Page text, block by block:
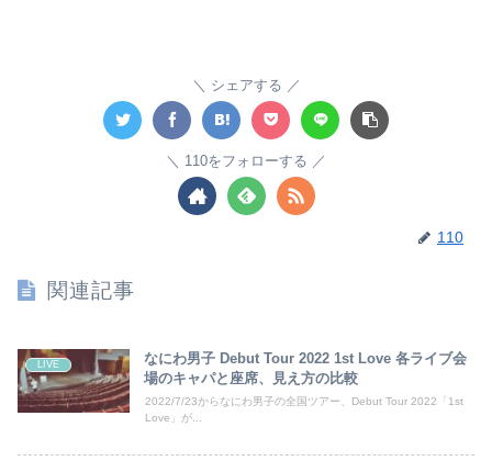
シェアする
110をフォローする
110
関連記事
LIVE
なにわ男子 Debut Tour 2022 1st Love 各ライブ会
場のキャパと座席、見え方の比較
2022/7/23からなにわ男子の全国ツアー、Debut Tour 2022「1st
Love」が...